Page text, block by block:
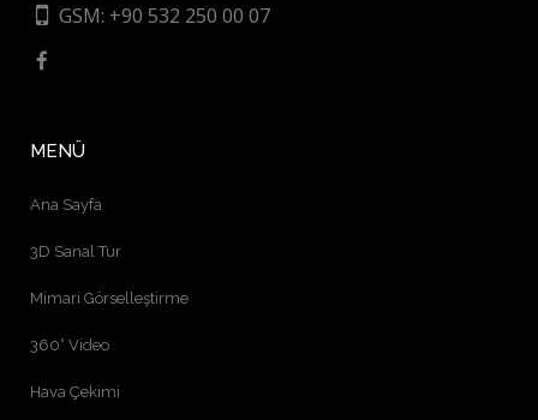
GSM: +90 532 250 00 07
MENÜ
Ana Sayfa
3D Sanal Tur
Mimari Görselleştirme
360° Video
Hava Çekimi